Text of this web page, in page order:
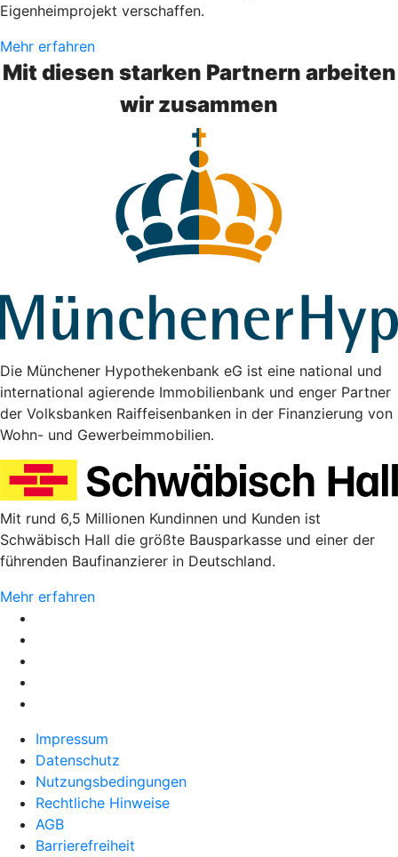
Eigenheimprojekt verschaffen.
Mehr erfahren
Mit diesen starken Partnern arbeiten
wir zusammen
Die Münchener Hypothekenbank eG ist eine national und
international agierende Immobilienbank und enger Partner
der Volksbanken Raiffeisenbanken in der Finanzierung von
Wohn- und Gewerbeimmobilien.
Mit rund 6,5 Millionen Kundinnen und Kunden ist
Schwäbisch Hall die größte Bausparkasse und einer der
führenden Baufinanzierer in Deutschland.
Mehr erfahren
Impressum
Datenschutz
Nutzungsbedingungen
Rechtliche Hinweise
AGB
Barrierefreiheit